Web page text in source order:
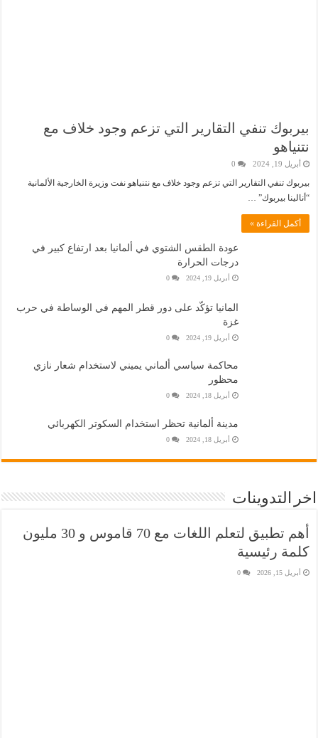
بيربوك تنفي التقارير التي تزعم وجود خلاف مع
نتنياهو
أبريل 19, 2024 0
بيربوك تنفي التقارير التي تزعم وجود خلاف مع نتنياهو نفت وزيرة الخارجية الألمانية
“أنالينا بيربوك” …
أكمل القراءة »
عودة الطقس الشتوي في ألمانيا بعد ارتفاع كبير في
درجات الحرارة
أبريل 19, 2024 0
المانيا تؤكّد على دور قطر المهم في الوساطة في حرب
غزة
أبريل 19, 2024 0
محاكمة سياسي ألماني يميني لاستخدام شعار نازي
محظور
أبريل 18, 2024 0
مدينة ألمانية تحظر استخدام السكوتر الكهربائي
أبريل 18, 2024 0
اخر التدوينات
أهم تطبيق لتعلم اللغات مع 70 قاموس و 30 مليون
كلمة رئيسية
أبريل 15, 2026 0